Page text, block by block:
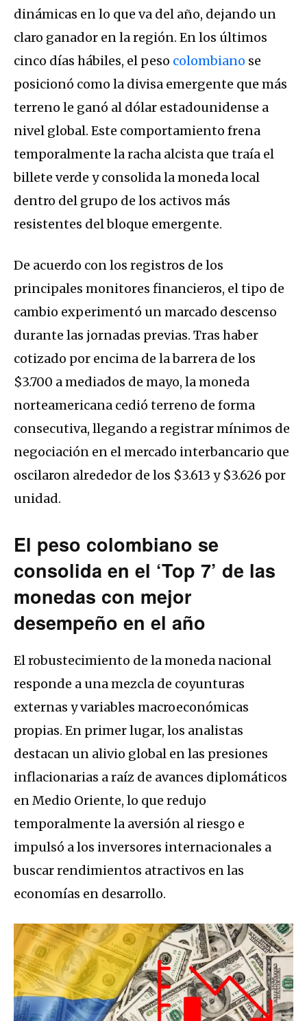
dinámicas en lo que va del año, dejando un
claro ganador en la región. En los últimos
cinco días hábiles, el peso colombiano se
posicionó como la divisa emergente que más
terreno le ganó al dólar estadounidense a
nivel global. Este comportamiento frena
temporalmente la racha alcista que traía el
billete verde y consolida la moneda local
dentro del grupo de los activos más
resistentes del bloque emergente.
De acuerdo con los registros de los
principales monitores financieros, el tipo de
cambio experimentó un marcado descenso
durante las jornadas previas. Tras haber
cotizado por encima de la barrera de los
$3.700 a mediados de mayo, la moneda
norteamericana cedió terreno de forma
consecutiva, llegando a registrar mínimos de
negociación en el mercado interbancario que
oscilaron alrededor de los $3.613 y $3.626 por
unidad.
El peso colombiano se
consolida en el ‘Top 7’ de las
monedas con mejor
desempeño en el año
El robustecimiento de la moneda nacional
responde a una mezcla de coyunturas
externas y variables macroeconómicas
propias. En primer lugar, los analistas
destacan un alivio global en las presiones
inflacionarias a raíz de avances diplomáticos
en Medio Oriente, lo que redujo
temporalmente la aversión al riesgo e
impulsó a los inversores internacionales a
buscar rendimientos atractivos en las
economías en desarrollo.